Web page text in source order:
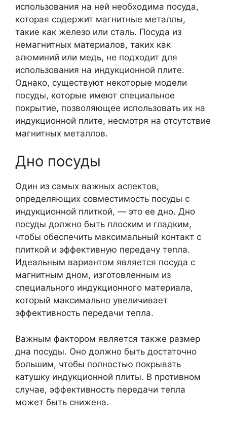
использования на ней необходима посуда,
которая содержит магнитные металлы,
такие как железо или сталь. Посуда из
немагнитных материалов, таких как
алюминий или медь, не подходит для
использования на индукционной плите.
Однако, существуют некоторые модели
посуды, которые имеют специальное
покрытие, позволяющее использовать их на
индукционной плите, несмотря на отсутствие
магнитных металлов.
Дно посуды
Один из самых важных аспектов,
определяющих совместимость посуды с
индукционной плиткой, — это ее дно. Дно
посуды должно быть плоским и гладким,
чтобы обеспечить максимальный контакт с
плиткой и эффективную передачу тепла.
Идеальным вариантом является посуда с
магнитным дном, изготовленным из
специального индукционного материала,
который максимально увеличивает
эффективность передачи тепла.
Важным фактором является также размер
дна посуды. Оно должно быть достаточно
большим, чтобы полностью покрывать
катушку индукционной плиты. В противном
случае, эффективность передачи тепла
может быть снижена.